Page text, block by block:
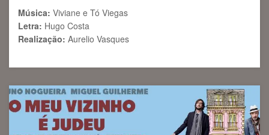
Música: Viviane e Tó Viegas
Letra: Hugo Costa
Realização: Aurelio Vasques